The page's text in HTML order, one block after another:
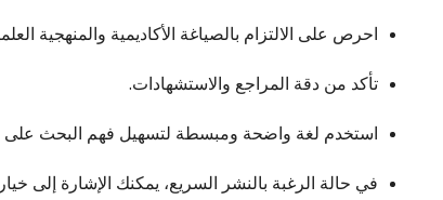
احرص على الالتزام بالصياغة الأكاديمية والمنهجية
تأكد من دقة المراجع والاستشهادات.
استخدم لغة واضحة ومبسطة لتسهيل فهم البحث على
في حالة الرغبة بالنشر السريع، يمكنك الإشارة إلى خيار